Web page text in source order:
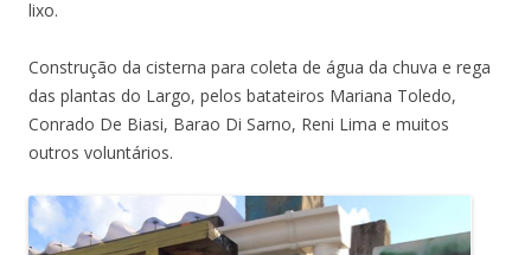
lixo.
Construção da cisterna para coleta de água da chuva e rega
das plantas do Largo, pelos batateiros Mariana Toledo,
Conrado De Biasi, Barao Di Sarno, Reni Lima e muitos
outros voluntários.